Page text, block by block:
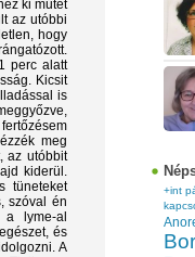
ki műtét
az utóbbi
hogy
perc alatt
Kicsit
is
meg
az utóbbit
kiderül.
tüneteket
szóval én
a lyme-al
és
A
+int